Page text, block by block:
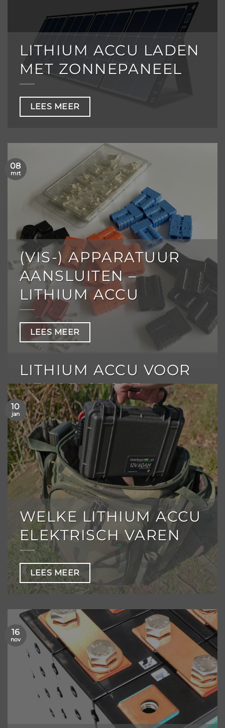
LITHIUM ACCU LADEN
MET ZONNEPANEEL
LEES MEER
(VIS-) APPARATUUR
AANSLUITEN –
LITHIUM ACCU
LEES MEER
08
mrt
LITHIUM ACCU VOOR
HENGELSPORT
4 februari 2022
LEES MEER
WELKE LITHIUM ACCU
ELEKTRISCH VAREN
LEES MEER
10
jan
16
nov